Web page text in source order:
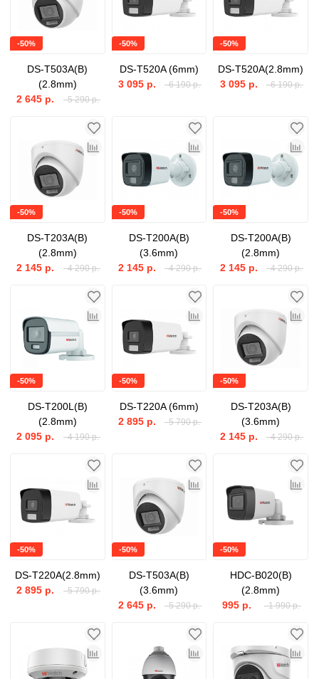
-50%
DS-T503A(B)
(2.8mm)
5 290 р.
2 645 р.
-50%
DS-T520A (6mm)
6 190 р.
3 095 р.
-50%
DS-T520A(2.8mm)
6 190 р.
3 095 р.
-50%
DS-T203A(B)
(2.8mm)
4 290 р.
2 145 р.
-50%
DS-T200A(B)
(3.6mm)
4 290 р.
2 145 р.
-50%
DS-T200A(B)
(2.8mm)
4 290 р.
2 145 р.
-50%
DS-T200L(B)
(2.8mm)
4 190 р.
2 095 р.
-50%
DS-T220A (6mm)
5 790 р.
2 895 р.
-50%
DS-T203A(B)
(3.6mm)
4 290 р.
2 145 р.
-50%
DS-T220A(2.8mm)
5 790 р.
2 895 р.
-50%
DS-T503A(B)
(3.6mm)
5 290 р.
2 645 р.
-50%
HDC-B020(B)
(2.8mm)
1 990 р.
995 р.